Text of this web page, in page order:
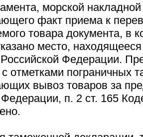
морской
факт приема к
товара документа, в
место,
Федерации.
отметками пограничных
вывоз товаров за
п. 2 ст. 165